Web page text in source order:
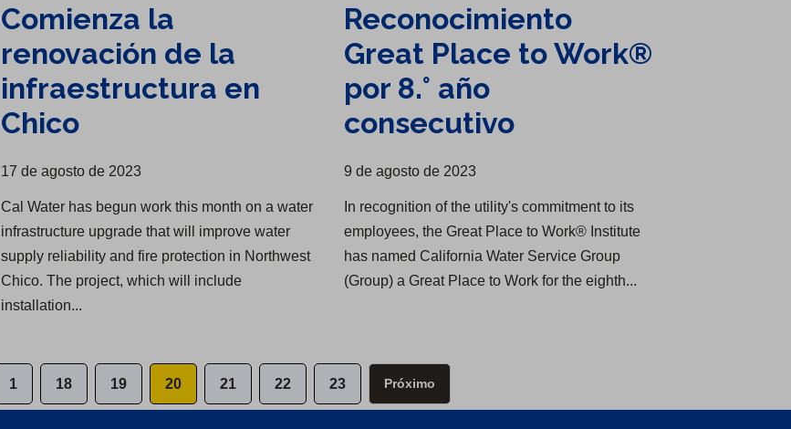
Comienza la
renovación de la
infraestructura en
Chico
17 de agosto de 2023
Cal Water has begun work this month on a water
infrastructure upgrade that will improve water
supply reliability and fire protection in Northwest
Chico. The project, which will include
installation...
Reconocimiento
Great Place to Work®
por 8.° año
consecutivo
9 de agosto de 2023
In recognition of the utility's commitment to its
employees, the Great Place to Work® Institute
has named California Water Service Group
(Group) a Great Place to Work for the eighth...
1 18 19 20 21 22 23 Próximo